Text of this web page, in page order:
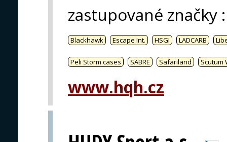
zastupované značky :
Blackhawk Escape Int. HSGI LADCARB
Peli Storm cases SABRE Safariland Scutum
www.hqh.cz